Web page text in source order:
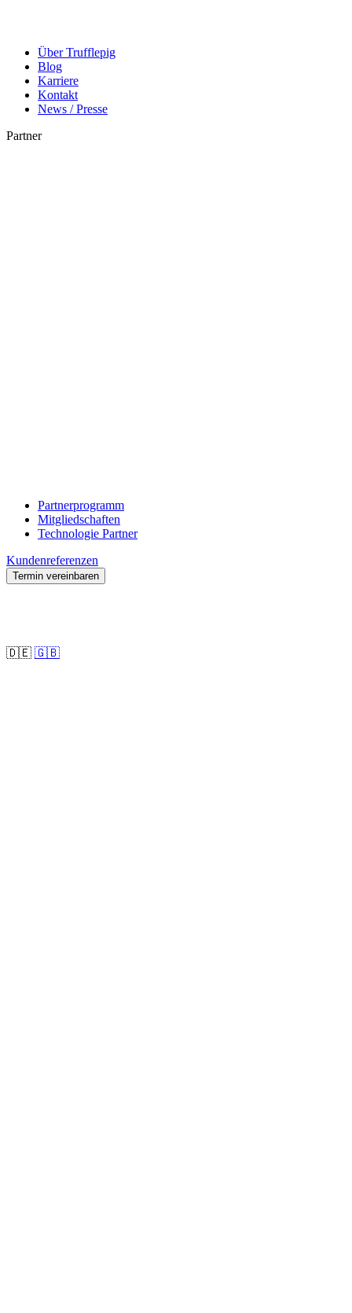
Über Trufflepig
Blog
Karriere
Kontakt
News / Presse
Partner
Partnerprogramm
Mitgliedschaften
Technologie Partner
Kundenreferenzen
Termin vereinbaren
🇩🇪 🇬🇧